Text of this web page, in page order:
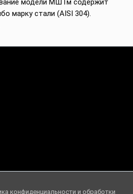
модели МШТм содержит
марку стали (AISI 304).
конфиденциальности и обработки